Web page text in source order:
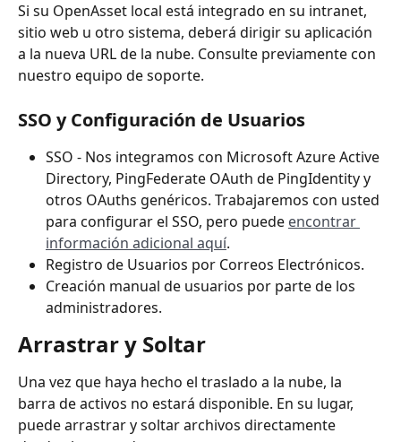
Si su OpenAsset local está integrado en su intranet,
sitio web u otro sistema, deberá dirigir su aplicación
a la nueva URL de la nube. Consulte previamente con
nuestro equipo de soporte.
SSO y Configuración de Usuarios
SSO - Nos integramos con Microsoft Azure Active
Directory, PingFederate OAuth de PingIdentity y
otros OAuths genéricos. Trabajaremos con usted
para configurar el SSO, pero puede encontrar
información adicional aquí.
Registro de Usuarios por Correos Electrónicos.
Creación manual de usuarios por parte de los
administradores.
Arrastrar y Soltar
Una vez que haya hecho el traslado a la nube, la
barra de activos no estará disponible. En su lugar,
puede arrastrar y soltar archivos directamente